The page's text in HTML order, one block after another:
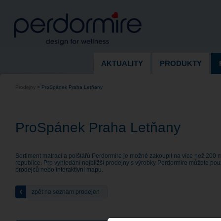
AKTUALITY PRODUKTY
Prodejny > ProSpánek Praha Letňany
ProSpánek Praha Letňany
Sortiment matrací a polštářů Perdormire je možné zakoupit na více než 200
republice. Pro vyhledání nejbližší prodejny s výrobky Perdormire můžete
prodejců nebo interaktivní mapu.
zpět na seznam prodejen